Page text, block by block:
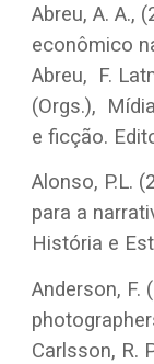
Abreu, A. A.,
econômico
Abreu, F.
(Orgs.),
e ficção.
Alonso, P.L.
para a
História e
Anderson, F.
Carlsson, R.